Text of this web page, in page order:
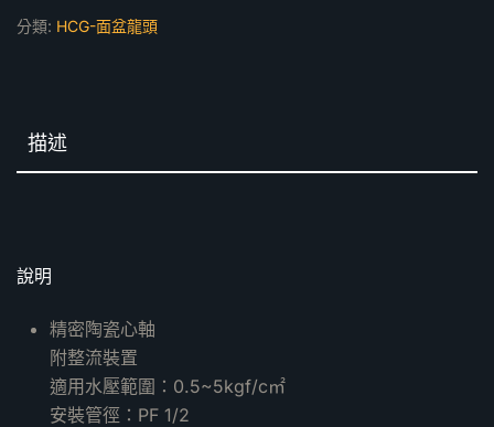
分類: HCG-面盆龍頭
描述
說明
精密陶瓷心軸
附整流裝置
適用水壓範圍：0.5~5kgf/c㎡
安裝管徑：PF 1/2